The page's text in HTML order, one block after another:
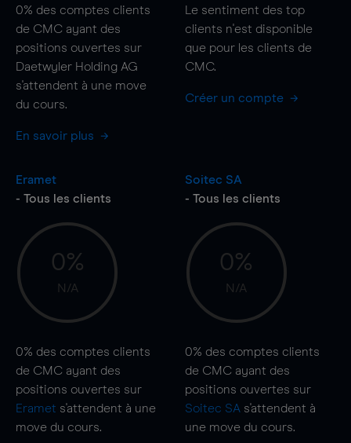
0% des comptes clients
de CMC ayant des
positions ouvertes sur
Daetwyler Holding AG
s'attendent à une move
du cours.
En savoir plus
Le sentiment des top
clients n'est disponible
que pour les clients de
CMC.
Créer un compte
Eramet
- Tous les clients
0%
N/A
0% des comptes clients
de CMC ayant des
positions ouvertes sur
Eramet s'attendent à une
move du cours.
Soitec SA
- Tous les clients
0%
N/A
0% des comptes clients
de CMC ayant des
positions ouvertes sur
Soitec SA s'attendent à
une move du cours.